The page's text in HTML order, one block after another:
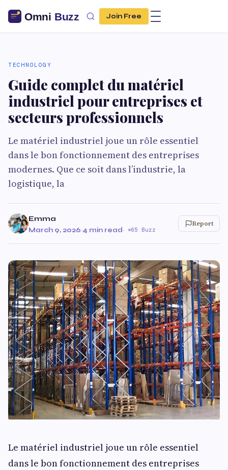
Join Free
TECHNOLOGY
Guide complet du matériel
industriel pour entreprises et
secteurs professionnels
Le matériel industriel joue un rôle essentiel
dans le bon fonctionnement des entreprises
modernes. Que ce soit dans l’industrie, la
logistique, la
Emma
March 9, 2026·4 min read· 65 Buzz
Report
Le matériel industriel joue un rôle essentiel
dans le bon fonctionnement des entreprises